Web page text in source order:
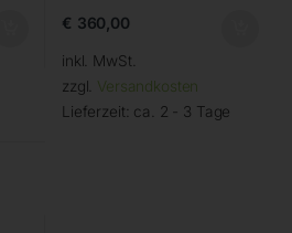
€ 360,00
inkl. MwSt.
zzgl. Versandkosten
Lieferzeit: ca. 2 - 3 Tage